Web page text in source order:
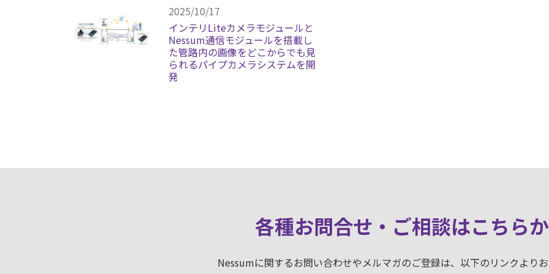
2025/10/17
インテリLiteカメラモジュールと
Nessum通信モジュールを搭載し
た管路内の画像をどこからでも見
られるパイプカメラシステムを開
発
各種お問合せ・ご相談はこちらか
Nessumに関するお問い合わせやメルマガのご登録は、以下のリンクよりお